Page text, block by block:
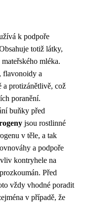
k podpoře
totiž látky,
mléka.
flavonoidy a
a protizánětlivě, což
poranění.
buňky před
jsou rostlinné
v těle, a tak
a podpoře
kontryhele na
Před
vždy vhodné poradit
v případě, že